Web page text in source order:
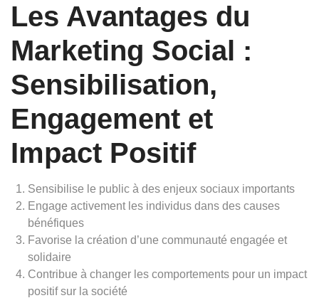
Les Avantages du
Marketing Social :
Sensibilisation,
Engagement et
Impact Positif
Sensibilise le public à des enjeux sociaux importants
Engage activement les individus dans des causes
bénéfiques
Favorise la création d’une communauté engagée et
solidaire
Contribue à changer les comportements pour un impact
positif sur la société